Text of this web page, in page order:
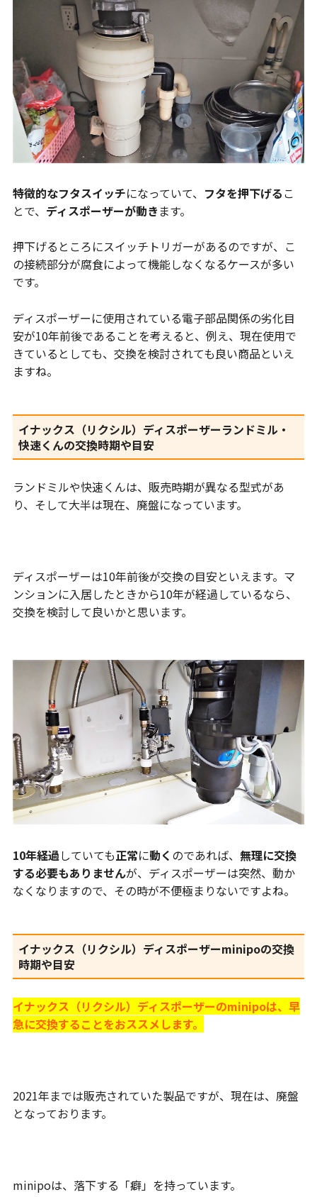
特徴的なフタスイッチになっていて、 フタを押下げる こ
とで、 ディスポーザーが動き ます。
押下げるところにスイッチトリガーがあるのですが、こ
の接続部分が腐食によって機能しなくなるケースが多い
です。
ディスポーザーに使用されている電子部品関係の劣化目
安が10年前後であることを考えると、例え、現在使用で
きているとしても、交換を検討されても良い商品といえ
ますね。
イナックス（リクシル）ディスポーザーランドミル・
快速くんの交換時期や目安
ランドミルや快速くんは、販売時期が異なる型式があ
り、そして大半は現在、廃盤になっています。
ディスポーザーは10年前後が交換の目安といえます。マ
ンションに入居したときから10年が経過しているなら、
交換を検討して良いかと思います。
10年経過していても正常に動く のであれば、 無理に交換
する必要もありませんが、ディスポーザーは突然、動か
なくなりますので、その時が不便極まりないですよね。
イナックス（リクシル）ディスポーザーminipoの交換
時期や目安
イナックス（リクシル）ディスポーザーのminipoは、早
急に交換することをおススメします。
2021年までは販売されていた製品ですが、現在は、廃盤
となっております。
minipoは、落下する「癖」を持っています。